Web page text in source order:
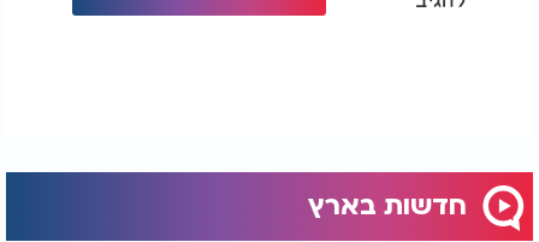
חדשות בארץ